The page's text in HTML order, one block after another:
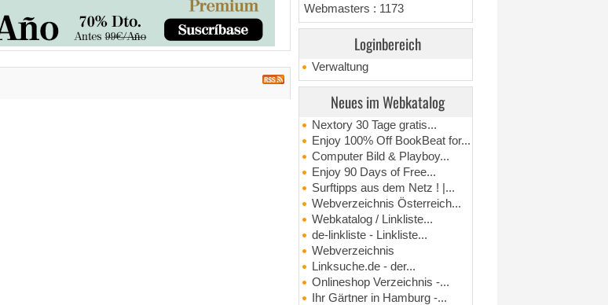
Webmasters : 1173
Loginbereich
Verwaltung
Neues im Webkatalog
Nextory 30 Tage gratis...
Enjoy 100% Off BookBeat for...
Computer Bild & Playboy...
Enjoy 90 Days of Free...
Surftipps aus dem Netz ! |...
Webverzeichnis Österreich...
Webkatalog / Linkliste...
de-linkliste - Linkliste...
Webverzeichnis
Linksuche.de - der...
Onlineshop Verzeichnis -...
Ihr Gärtner in Hamburg -...